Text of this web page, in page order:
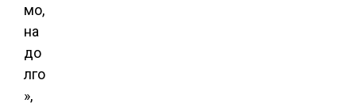
мо,
на
до
лго
»,